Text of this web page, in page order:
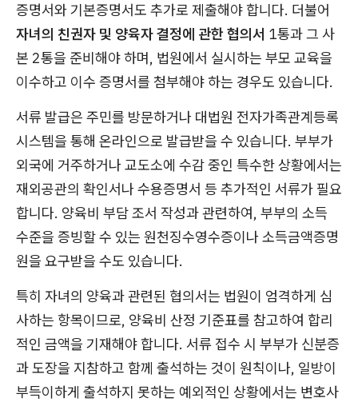
증명서와 기본증명서도 추가로 제출해야 합니다. 더불어
자녀의 친권자 및 양육자 결정에 관한 협의서 1통과 그 사
본 2통을 준비해야 하며, 법원에서 실시하는 부모 교육을
이수하고 이수 증명서를 첨부해야 하는 경우도 있습니다.
서류 발급은 주민를 방문하거나 대법원 전자가족관계등록
시스템을 통해 온라인으로 발급받을 수 있습니다. 부부가
외국에 거주하거나 교도소에 수감 중인 특수한 상황에서는
재외공관의 확인서나 수용증명서 등 추가적인 서류가 필요
합니다. 양육비 부담 조서 작성과 관련하여, 부부의 소득
수준을 증빙할 수 있는 원천징수영수증이나 소득금액증명
원을 요구받을 수도 있습니다.
특히 자녀의 양육과 관련된 협의서는 법원이 엄격하게 심
사하는 항목이므로, 양육비 산정 기준표를 참고하여 합리
적인 금액을 기재해야 합니다. 서류 접수 시 부부가 신분증
과 도장을 지참하고 함께 출석하는 것이 원칙이나, 일방이
부득이하게 출석하지 못하는 예외적인 상황에서는 변호사